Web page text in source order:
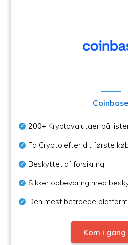
Coinbase
200+ Kryptovalutaer på
Få Crypto efter dit første køb
Beskyttet af forsikring
Sikker opbevaring med
Den mest betroede
Kom i gang